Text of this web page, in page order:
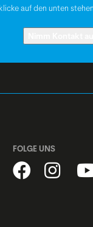
Comp, Gewinde, semi-
schwarz
klicke auf den unten
FOLGE UNS